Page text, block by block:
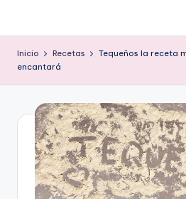
contenido
low-
no
morir
en
intento
Inicio Recetas
Tequeños la receta
encantará